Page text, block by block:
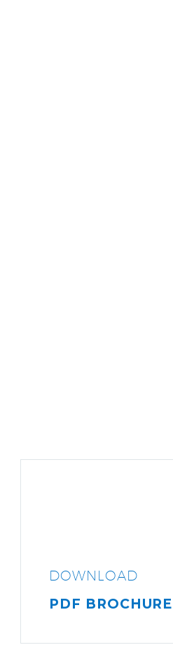
DOWNLOAD
PDF BROCHURE